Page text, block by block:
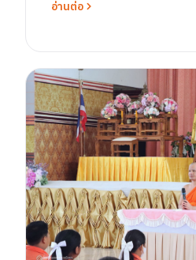
อ่านต่อ